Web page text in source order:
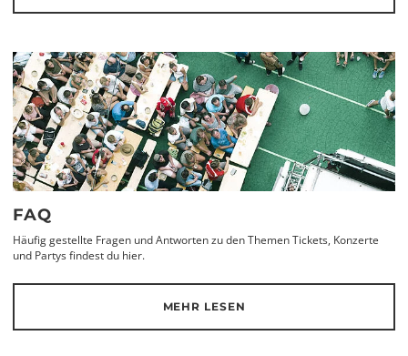
FAQ
Häufig gestellte Fragen und Antworten zu den Themen Tickets, Konzerte
und Partys findest du hier.
MEHR LESEN